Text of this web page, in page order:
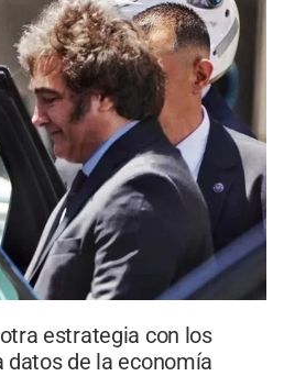
estrategia con los
datos de la economía